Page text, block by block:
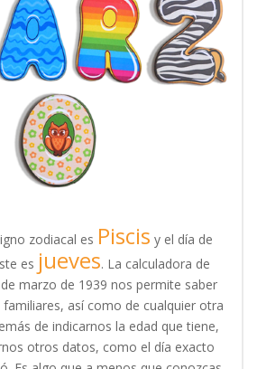
zodiacal es Piscis y el día de
es jueves. La calculadora de
marzo de 1939 nos permite saber
así como de cualquier otra
de indicarnos la edad que tiene,
otros datos, como el día exacto